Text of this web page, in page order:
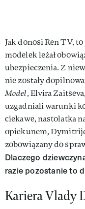
Jak donosi Ren TV,
modelek leżał
ubezpieczenia. Z
nie zostały
Model, Elvira
uzgadniali warunki
ciekawe, nastolatka
opiekunem,
zobowiązany do
Dlaczego
razie pozostanie to
Kariera Vlady